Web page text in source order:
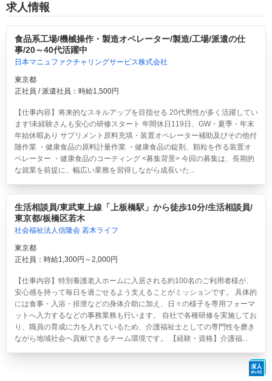
求人情報
食品系工場/機械操作・製造オペレーター/製造/工場/派遣の仕
事/20～40代活躍中
日本マニュファクチャリングサービス株式会社
東京都
正社員 / 派遣社員：時給1,500円
【仕事内容】将来的なスキルアップを目指せる 20代男性が多く活躍してい
ます!未経験さんも安心の研修スタート 年間休日119日、GW・夏季・年末
年始休暇あり サプリメント原料充填・装置オペレーター補助及びその他付
随作業 ・健康食品の原料計量作業 ・健康食品の錠剤、顆粒を作る装置オ
ペレーター ・健康食品のコーティング <募集背景> 今回の募集は、長期的
な就業を前提に、幅広い業務を習得しながら成長いた...
生活相談員/東武東上線「上板橋駅」から徒歩10分/生活相談員/
東京都/板橋区若木
社会福祉法人信隆会 若木ライフ
東京都
正社員：時給1,300円～2,000円
【仕事内容】特別養護老人ホームに入居される約100名のご利用者様が、
安心感を持って毎日を過ごせるよう支えることがミッションです。 具体的
には食事・入浴・排泄などの身体介助に加え、日々の様子を専用フォーマ
ットへ入力するなどの事務業務も行います。 自社で各種研修を実施してお
り、職員の育成に力を入れているため、介護福祉士としての専門性を磨き
ながら地域社会へ貢献できるチーム環境です。 【経験・資格】介護福...